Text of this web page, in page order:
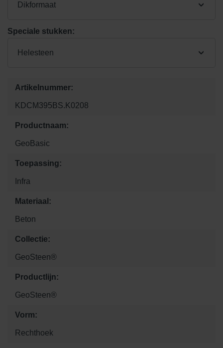
Dikformaat
Speciale stukken:
Helesteen
Artikelnummer:
KDCM395BS.K0208
Productnaam:
GeoBasic
Toepassing:
Infra
Materiaal:
Beton
Collectie:
GeoSteen®
Productlijn:
GeoSteen®
Vorm:
Rechthoek